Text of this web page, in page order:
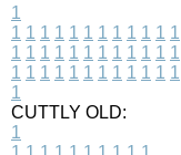
1
1 1 1 1 1 1 1 1 1 1 1 1
1 1 1 1 1 1 1 1 1 1 1 1
1 1 1 1 1 1 1 1 1 1 1 1
1
CUTTLY OLD:
1